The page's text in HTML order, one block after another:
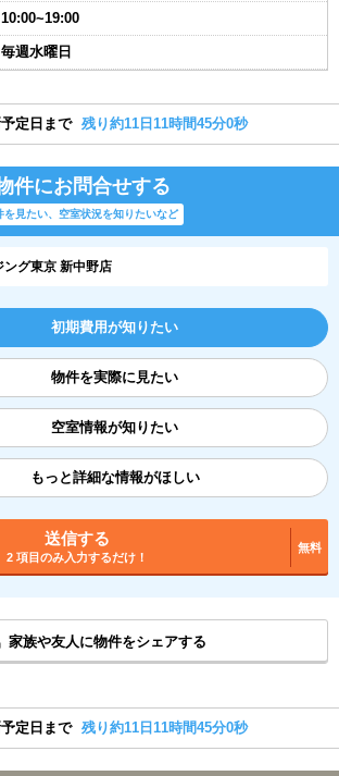
10:00~19:00
毎週水曜日
定日まで 残り約11日11時間44分59秒
件にお問合せする
を見たい、空室状況を知りたいなど
グ東京 新中野店
初期費用が知りたい
物件を実際に見たい
空室情報が知りたい
もっと詳細な情報がほしい
送信する
2 項目のみ入力するだけ！
無料
家族や友人に物件をシェアする
定日まで 残り約11日11時間44分59秒